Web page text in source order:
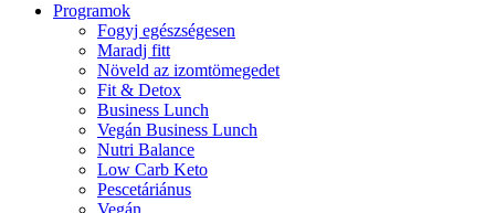
Programok
Fogyj egészségesen
Maradj fitt
Növeld az izomtömegedet
Fit & Detox
Business Lunch
Vegán Business Lunch
Nutri Balance
Low Carb Keto
Pescetáriánus
Vegán